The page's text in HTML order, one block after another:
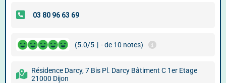
(5.0/5 | - de 10 notes)
Résidence Darcy, 7 Bis Pl. Darcy Bâtiment C 1er Etage
21000 Dijon